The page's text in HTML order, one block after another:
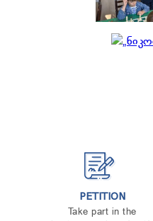
PETITION
Take part in the